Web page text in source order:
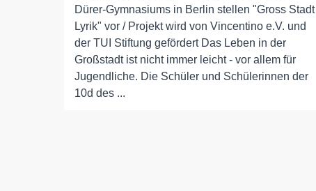
Dürer-Gymnasiums in Berlin stellen "Gross Stadt
Lyrik" vor / Projekt wird von Vincentino e.V. und
der TUI Stiftung gefördert Das Leben in der
Großstadt ist nicht immer leicht - vor allem für
Jugendliche. Die Schüler und Schülerinnen der
10d des ...